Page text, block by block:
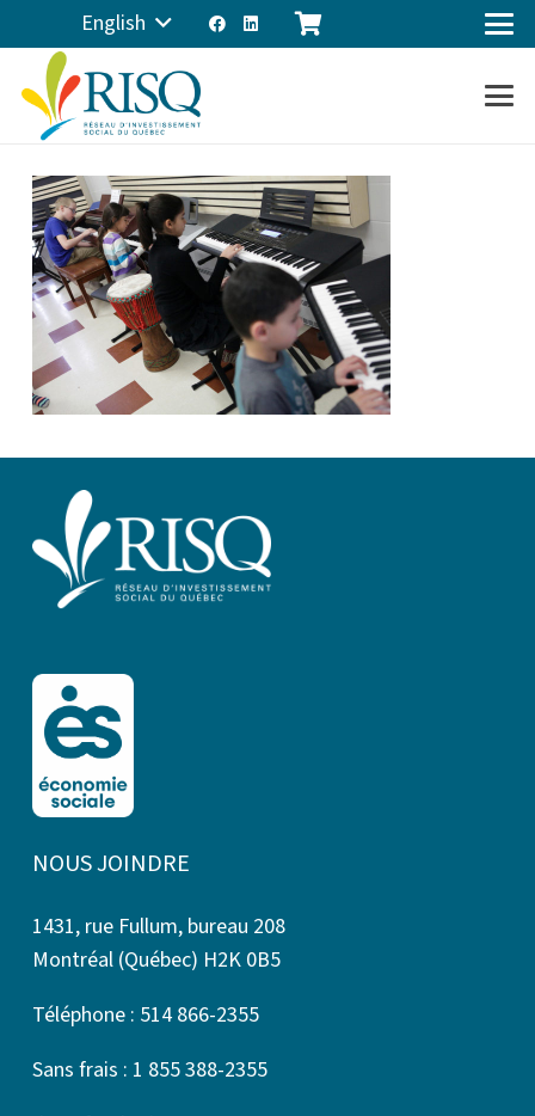
English
NOUS JOINDRE
1431, rue Fullum, bureau 208
Montréal (Québec) H2K 0B5
Téléphone : 514 866-2355
Sans frais : 1 855 388-2355